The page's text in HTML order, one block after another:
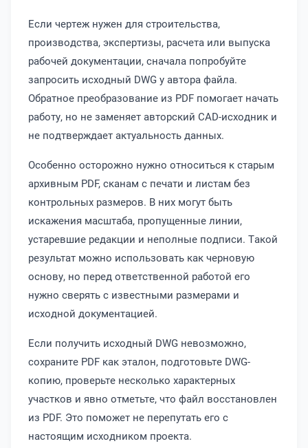
Если чертеж нужен для строительства,
производства, экспертизы, расчета или выпуска
рабочей документации, сначала попробуйте
запросить исходный DWG у автора файла.
Обратное преобразование из PDF помогает начать
работу, но не заменяет авторский CAD-исходник и
не подтверждает актуальность данных.
Особенно осторожно нужно относиться к старым
архивным PDF, сканам с печати и листам без
контрольных размеров. В них могут быть
искажения масштаба, пропущенные линии,
устаревшие редакции и неполные подписи. Такой
результат можно использовать как черновую
основу, но перед ответственной работой его
нужно сверять с известными размерами и
исходной документацией.
Если получить исходный DWG невозможно,
сохраните PDF как эталон, подготовьте DWG-
копию, проверьте несколько характерных
участков и явно отметьте, что файл восстановлен
из PDF. Это поможет не перепутать его с
настоящим исходником проекта.